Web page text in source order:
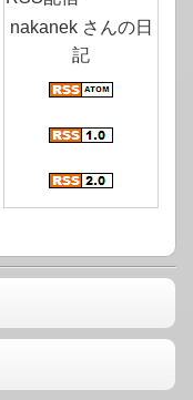
nakanek さんの日
記